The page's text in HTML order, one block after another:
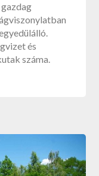
és
száma.